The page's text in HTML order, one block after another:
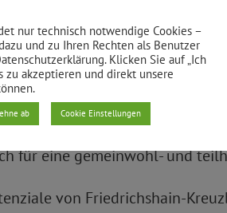
für
grüne Finanz- und
und Aktivisten Florian
für eine gemeinwohl- und
von Friedrichshain-
nur technisch notwendige Cookies –
und zu Ihren Rechten als Benutzer
Klicken Sie auf „Ich
zu akzeptieren und direkt unsere
ab Cookie Einstellungen